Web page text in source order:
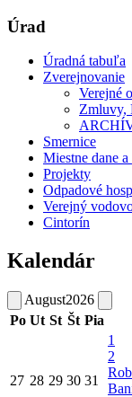
Úrad
Úradná tabuľa
Zverejnovanie
Verejné
Zmluvy,
Smernice
Miestne dane
Projekty
Odpadové
Verejný
Cintorín
Kalendár
August2026
Po Ut St Št Pia
27 28 29 30 31
1
2